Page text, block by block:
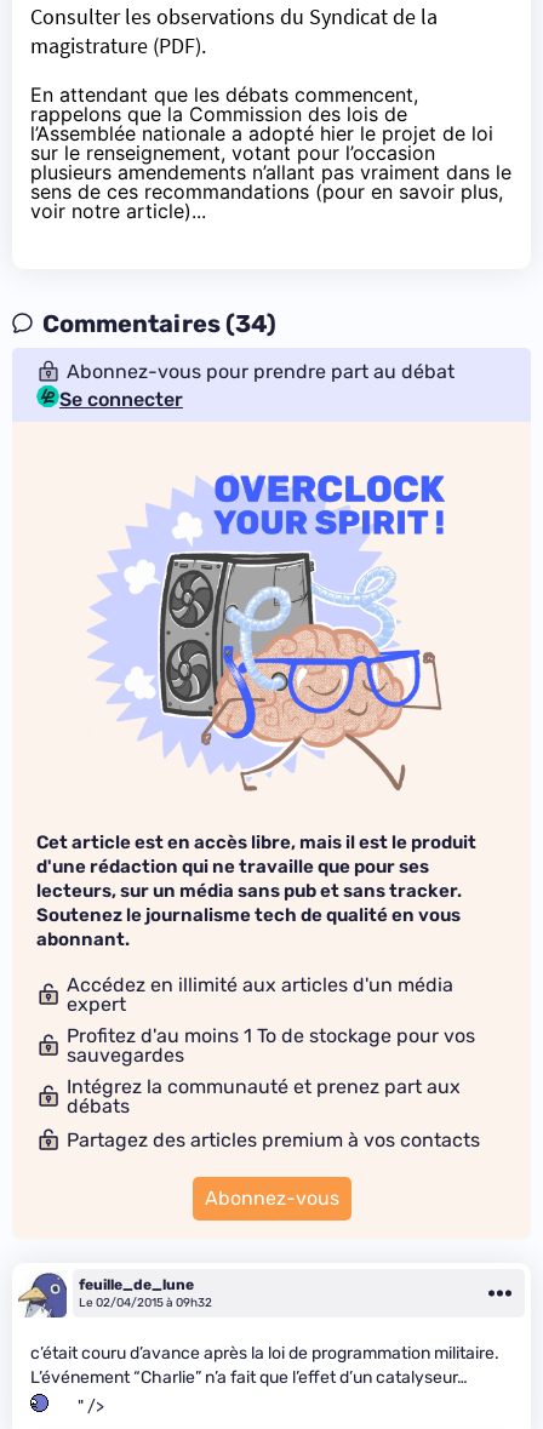
Consulter les observations du Syndicat de la
magistrature (PDF).
En attendant que les débats commencent,
rappelons que la Commission des lois de
l’Assemblée nationale a adopté hier le projet de loi
sur le renseignement, votant pour l’occasion
plusieurs amendements n’allant pas vraiment dans le
sens de ces recommandations (pour en savoir plus,
voir notre article)...
Commentaires (34)
Abonnez-vous pour prendre part au débat
Se connecter
Cet article est en accès libre, mais il est le produit
d'une rédaction qui ne travaille que pour ses
lecteurs, sur un média sans pub et sans tracker.
Soutenez le journalisme tech de qualité en vous
abonnant.
Accédez en illimité aux articles d'un média
expert
Profitez d'au moins 1 To de stockage pour vos
sauvegardes
Intégrez la communauté et prenez part aux
débats
Partagez des articles premium à vos contacts
Abonnez-vous
feuille_de_lune
Le 02/04/2015 à 09h32
c’était couru d’avance après la loi de programmation militaire.
L’événement “Charlie” n’a fait que l’effet d’un catalyseur…
" />